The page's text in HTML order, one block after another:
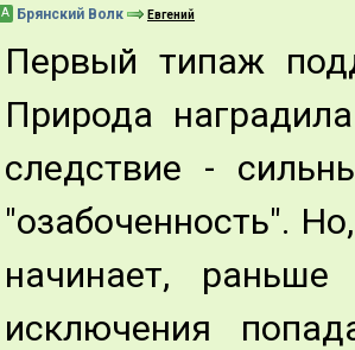
А Брянский Волк Евгений
Первый типаж
Природа
следствие -
"озабоченность".
начинает,
исключения